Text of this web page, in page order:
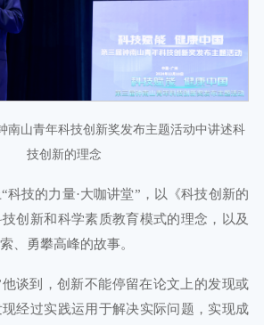
南山青年科技创新奖发布主题活动中讲述科
技创新的理念
科技的力量·大咖讲堂”，以《科技创新的
创新和科学素质教育模式的理念，以及
、勇攀高峰的故事。
谈到，创新不能停留在论文上的发现或
经过实践运用于解决实际问题，实现成